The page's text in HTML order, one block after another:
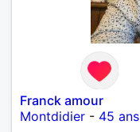
Franck amour
Montdidier - 45 ans